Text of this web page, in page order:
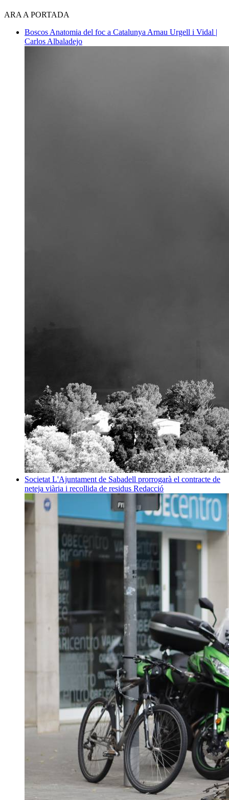
ARA A PORTADA
Boscos Anatomia del foc a Catalunya Arnau Urgell i Vidal |
Carlos Albaladejo
Societat L'Ajuntament de Sabadell prorrogarà el contracte de
neteja viària i recollida de residus Redacció